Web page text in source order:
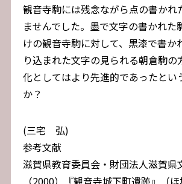
観音寺駒には残念ながら点の書かれ
ませんでした。墨で文字の書かれた
けの観音寺駒に対して、黒漆で書か
り込まれた文字の見られる朝倉駒の
化としてはより先進的であったとい
か？
(三宅 弘)
参考文献
滋賀県教育委員会・財団法人滋賀県
（2000）『観音寺城下町遺跡』（